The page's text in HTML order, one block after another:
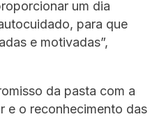
um dia
para que
e motivadas”,
da pasta com a
e o reconhecimento das